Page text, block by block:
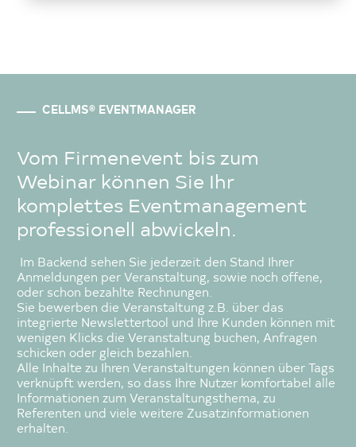
CELLMS® EVENTMANAGER
Vom Firmenevent bis zum
Webinar können Sie Ihr
komplettes Eventmanagement
professionell abwickeln.
Im Backend sehen Sie jederzeit den Stand Ihrer
Anmeldungen per Veranstaltung, sowie noch offene,
oder schon bezahlte Rechnungen.
Sie bewerben die Veranstaltung z.B. über das
integrierte Newslettertool und Ihre Kunden können mit
wenigen Klicks die Veranstaltung buchen, Anfragen
schicken oder gleich bezahlen.
Alle Inhalte zu Ihren Veranstaltungen können über Tags
verknüpft werden, so dass Ihre Nutzer komfortabel alle
Informationen zum Veranstaltungsthema, zu
Referenten und viele weitere Zusatzinformationen
erhalten.